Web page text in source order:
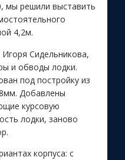
мы решили выставить
4,2м.
Сидельникова,
и обводы лодки.
под постройку из
Добавлены
курсовую
лодки, заново
корпуса: с